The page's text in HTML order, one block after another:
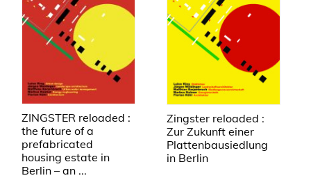
ZINGSTER reloaded :
the future of a
prefabricated
housing estate in
Berlin – an ...
Zingster reloaded :
Zur Zukunft einer
Plattenbausiedlung
in Berlin